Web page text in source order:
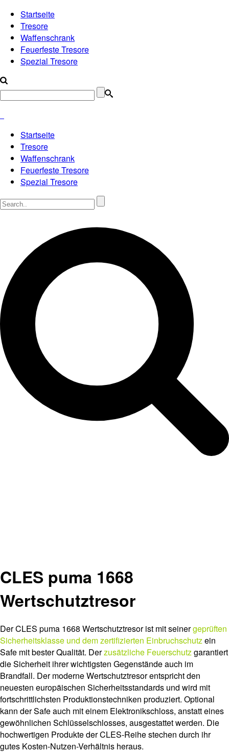
Startseite
Tresore
Waffenschrank
Feuerfeste Tresore
Spezial Tresore
Startseite
Tresore
Waffenschrank
Feuerfeste Tresore
Spezial Tresore
CLES puma 1668
Wertschutztresor
Der CLES puma 1668 Wertschutztresor ist mit seinergeprüften
Sicherheitsklasse und dem zertifizierten Einbruchschutzein
Safe mit bester Qualität. Derzusätzliche Feuerschutzgarantiert
die Sicherheit ihrer wichtigsten Gegenstände auch im
Brandfall. Der moderne Wertschutztresor entspricht den
neuesten europäischen Sicherheitsstandards und wird mit
fortschrittlichsten Produktionstechniken produziert. Optional
kann der Safe auch mit einem Elektronikschloss, anstatt eines
gewöhnlichen Schlüsselschlosses, ausgestattet werden. Die
hochwertigen Produkte der CLES-Reihe stechen durch ihr
gutes Kosten-Nutzen-Verhältnis heraus.